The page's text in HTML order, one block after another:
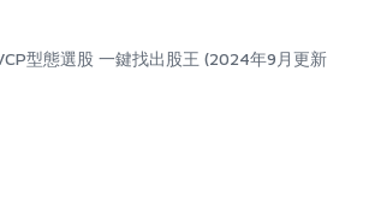
型態選股 一鍵找出股王 (2024年9月更新